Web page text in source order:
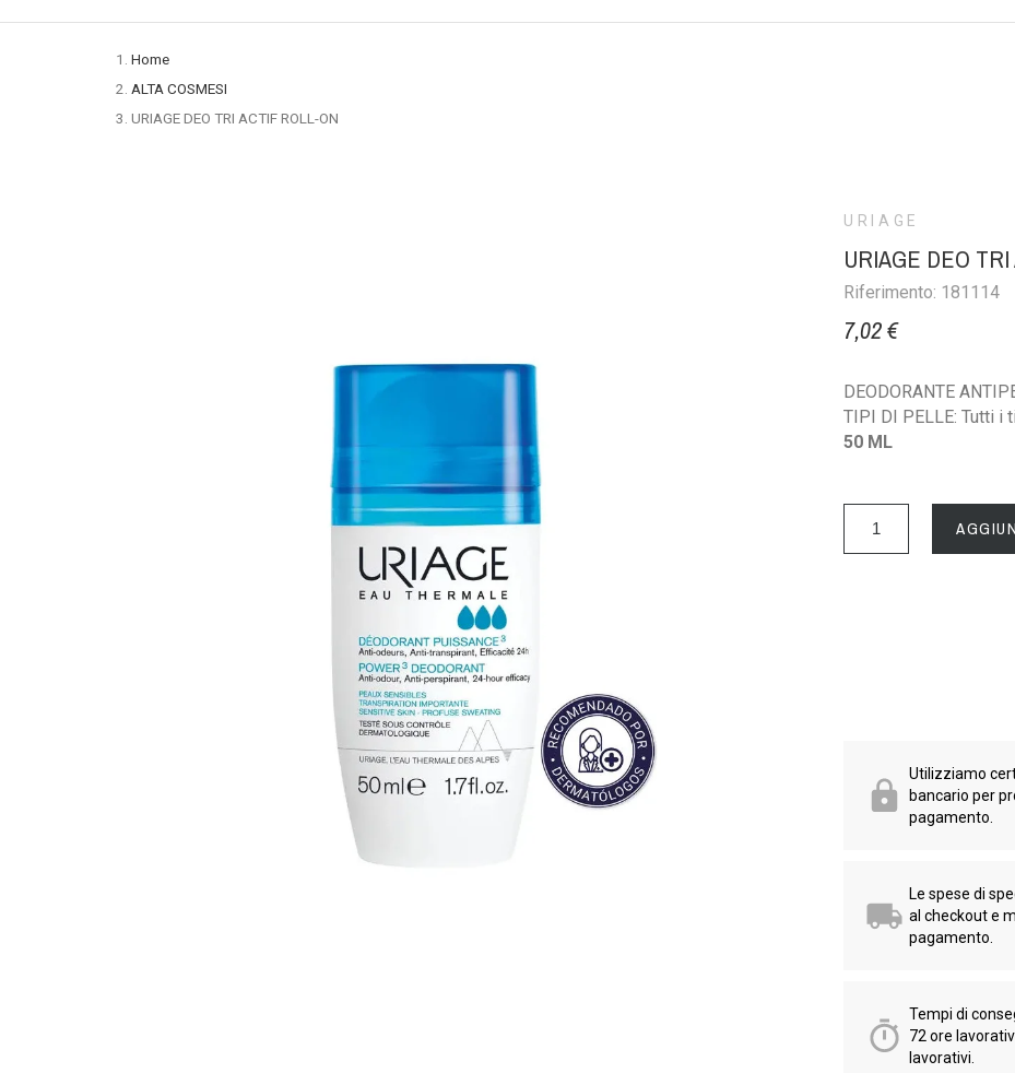
Home
ALTA COSMESI
URIAGE DEO TRI ACTIF ROLL-ON
URIAGE
URIAGE DEO
Riferimento: 181114
7,02 €
DEODORANTE
TIPI DI PELLE: Tutti i
50 ML
Utilizziamo
bancario per
pagamento.
Le spese di
al checkout e
pagamento.
Tempi di
72 ore
lavorativi.